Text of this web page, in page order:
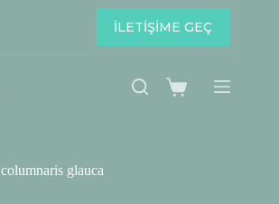
İLETİŞİME GEÇ
Shopping
columnaris glauca